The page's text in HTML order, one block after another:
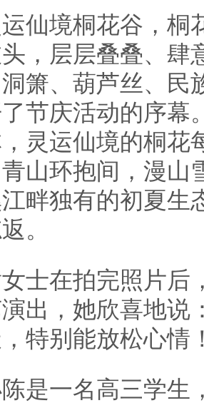
境桐花谷，桐
，层层叠叠、肆
箫、葫芦丝、民
节庆活动的序幕
灵运仙境的桐花
山环抱间，漫山
畔独有的初夏生
。
在拍完照片后
演出，她欣喜地
特别能放松心情
一名高三学生